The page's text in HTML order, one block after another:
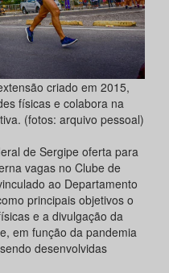
criado em 2015,
físicas e colabora na
(fotos: arquivo pessoal)
de Sergipe oferta para
vagas no Clube de
ao Departamento
principais objetivos o
e a divulgação da
em função da pandemia
desenvolvidas